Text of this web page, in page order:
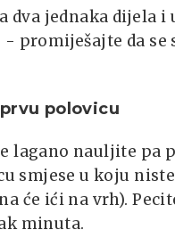
dva jednaka dijela i
- promiješajte da se
polovicu
lagano nauljite pa
smjese u koju
će ići na vrh).
minuta.